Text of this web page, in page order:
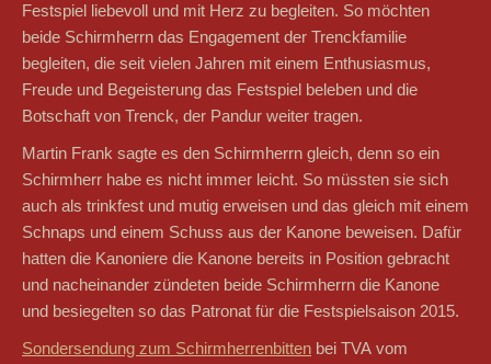
Festspiel liebevoll und mit Herz zu begleiten. So möchten
beide Schirmherrn das Engagement der Trenckfamilie
begleiten, die seit vielen Jahren mit einem Enthusiasmus,
Freude und Begeisterung das Festspiel beleben und die
Botschaft von Trenck, der Pandur weiter tragen.
Martin Frank sagte es den Schirmherrn gleich, denn so ein
Schirmherr habe es nicht immer leicht. So müssten sie sich
auch als trinkfest und mutig erweisen und das gleich mit einem
Schnaps und einem Schuss aus der Kanone beweisen. Dafür
hatten die Kanoniere die Kanone bereits in Position gebracht
und nacheinander zündeten beide Schirmherrn die Kanone
und besiegelten so das Patronat für die Festspielsaison 2015.
Sondersendung zum Schirmherrenbitten bei TVA vom